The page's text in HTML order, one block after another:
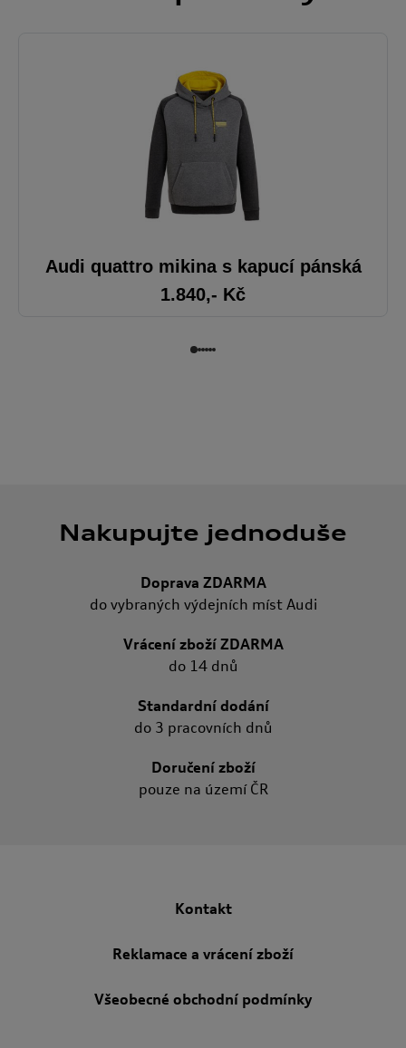
Audi quattro mikina s kapucí pánská
1.840,- Kč
Nakupujte jednoduše
Doprava ZDARMA
do vybraných výdejních míst Audi
Vrácení zboží ZDARMA
do 14 dnů
Standardní dodání
do 3 pracovních dnů
Doručení zboží
pouze na území ČR
Kontakt
Reklamace a vrácení zboží
Všeobecné obchodní podmínky